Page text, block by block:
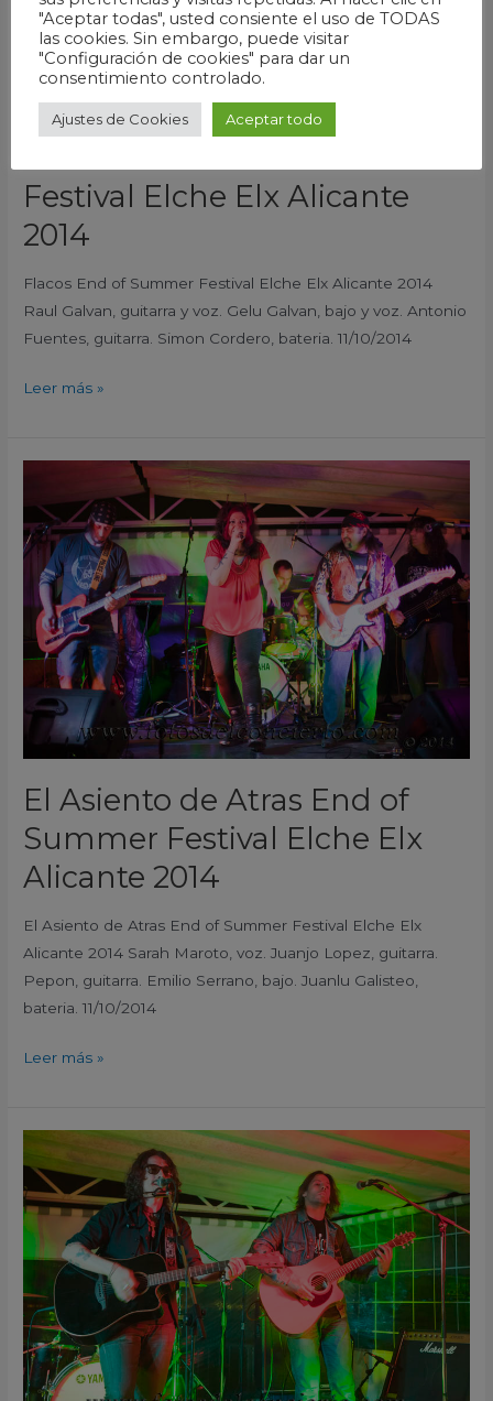
Festival Elche Elx Alicante
2014
Flacos End of Summer Festival Elche Elx Alicante 2014
Raul Galvan, guitarra y voz. Gelu Galvan, bajo y voz. Antonio
Fuentes, guitarra. Simon Cordero, bateria. 11/10/2014
Alicante
2014
Leer más »
El Asiento de Atras End of
Summer Festival Elche Elx
Alicante 2014
El Asiento de Atras End of Summer Festival Elche Elx
Alicante 2014 Sarah Maroto, voz. Juanjo Lopez, guitarra.
Pepon, guitarra. Emilio Serrano, bajo. Juanlu Galisteo,
bateria. 11/10/2014
Asiento
de
Atras
End
of
Summer
Festival
Elche
Elx
Alicante
Leer más »
Jamas
End
of
Summer
Festival
Elche
Elx
Alicante
2014
"Aceptar todas", usted consiente el uso de TODAS
las cookies. Sin embargo, puede visitar
"Configuración de cookies" para dar un
consentimiento controlado.
Ajustes de Cookies Aceptar todo